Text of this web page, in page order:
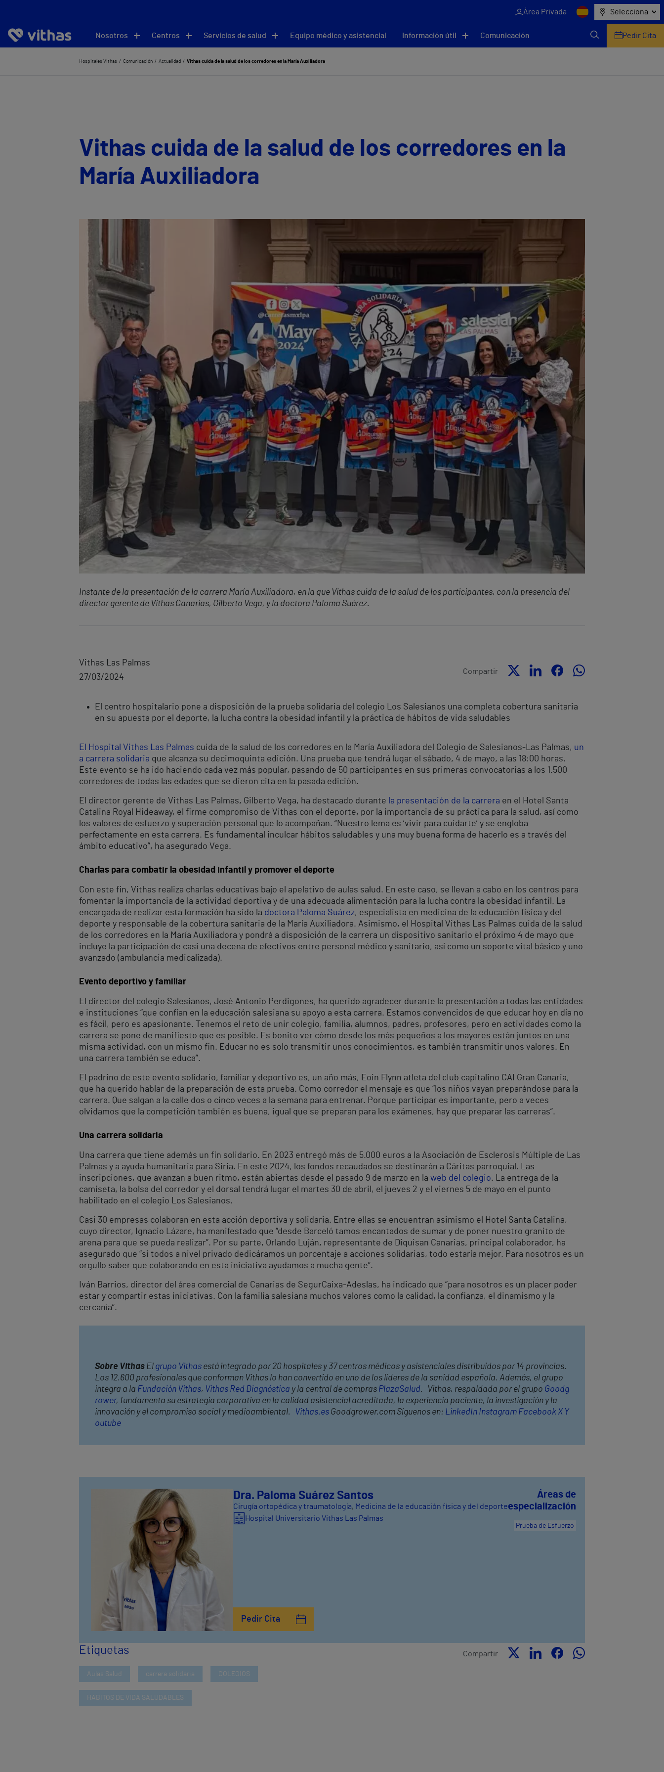
Área Privada Selecciona
Nosotros Centros Servicios de salud Equipo médico y asistencial Información útil Comunicación Pedir Cita
Hospitales Vithas Comunicación Actualidad Vithas cuida de la salud de los corredores en la María Auxiliadora
Vithas cuida de la salud de los corredores en la
María Auxiliadora
Instante de la presentación de la carrera María Auxiliadora, en la que Vithas cuida de la salud de los participantes, con la presencia del
director gerente de Vithas Canarias, Gilberto Vega, y la doctora Paloma Suárez.
Vithas Las Palmas
27/03/2024
Compartir
El centro hospitalario pone a disposición de la prueba solidaria del colegio Los Salesianos una completa cobertura sanitaria
en su apuesta por el deporte, la lucha contra la obesidad infantil y la práctica de hábitos de vida saludables
El Hospital Vithas Las Palmas cuida de la salud de los corredores en la María Auxiliadora del Colegio de Salesianos-Las Palmas, un
a carrera solidaria que alcanza su decimoquinta edición. Una prueba que tendrá lugar el sábado, 4 de mayo, a las 18:00 horas.
Este evento se ha ido haciendo cada vez más popular, pasando de 50 participantes en sus primeras convocatorias a los 1.500
corredores de todas las edades que se dieron cita en la pasada edición.
El director gerente de Vithas Las Palmas, Gilberto Vega, ha destacado durante la presentación de la carrera en el Hotel Santa
Catalina Royal Hideaway, el firme compromiso de Vithas con el deporte, por la importancia de su práctica para la salud, así como
los valores de esfuerzo y superación personal que lo acompañan. “Nuestro lema es ‘vivir para cuidarte’ y se engloba
perfectamente en esta carrera. Es fundamental inculcar hábitos saludables y una muy buena forma de hacerlo es a través del
ámbito educativo”, ha asegurado Vega.
Charlas para combatir la obesidad infantil y promover el deporte
Con este fin, Vithas realiza charlas educativas bajo el apelativo de aulas salud. En este caso, se llevan a cabo en los centros para
fomentar la importancia de la actividad deportiva y de una adecuada alimentación para la lucha contra la obesidad infantil. La
encargada de realizar esta formación ha sido la doctora Paloma Suárez, especialista en medicina de la educación física y del
deporte y responsable de la cobertura sanitaria de la María Auxiliadora. Asimismo, el Hospital Vithas Las Palmas cuida de la salud
de los corredores en la María Auxiliadora y pondrá a disposición de la carrera un dispositivo sanitario el próximo 4 de mayo que
incluye la participación de casi una decena de efectivos entre personal médico y sanitario, así como un soporte vital básico y uno
avanzado (ambulancia medicalizada).
Evento deportivo y familiar
El director del colegio Salesianos, José Antonio Perdigones, ha querido agradecer durante la presentación a todas las entidades
e instituciones “que confían en la educación salesiana su apoyo a esta carrera. Estamos convencidos de que educar hoy en día no
es fácil, pero es apasionante. Tenemos el reto de unir colegio, familia, alumnos, padres, profesores, pero en actividades como la
carrera se pone de manifiesto que es posible. Es bonito ver cómo desde los más pequeños a los mayores están juntos en una
misma actividad, con un mismo fin. Educar no es solo transmitir unos conocimientos, es también transmitir unos valores. En
una carrera también se educa”.
El padrino de este evento solidario, familiar y deportivo es, un año más, Eoin Flynn atleta del cIub capitalino CAI Gran Canaria,
que ha querido hablar de la preparación de esta prueba. Como corredor el mensaje es que “los niños vayan preparándose para la
carrera. Que salgan a la calle dos o cinco veces a la semana para entrenar. Porque participar es importante, pero a veces
olvidamos que la competición también es buena, igual que se preparan para los exámenes, hay que preparar las carreras”.
Una carrera solidaria
Una carrera que tiene además un fin solidario. En 2023 entregó más de 5.000 euros a la Asociación de Esclerosis Múltiple de Las
Palmas y a ayuda humanitaria para Siria. En este 2024, los fondos recaudados se destinarán a Cáritas parroquial. Las
inscripciones, que avanzan a buen ritmo, están abiertas desde el pasado 9 de marzo en la web del colegio. La entrega de la
camiseta, la bolsa del corredor y el dorsal tendrá lugar el martes 30 de abril, el jueves 2 y el viernes 5 de mayo en el punto
habilitado en el colegio Los Salesianos.
Casi 30 empresas colaboran en esta acción deportiva y solidaria. Entre ellas se encuentran asimismo el Hotel Santa Catalina,
cuyo director, Ignacio Lázare, ha manifestado que “desde Barceló tamos encantados de sumar y de poner nuestro granito de
arena para que se pueda realizar”. Por su parte, Orlando Luján, representante de Diquisan Canarias, principal colaborador, ha
asegurado que “si todos a nivel privado dedicáramos un porcentaje a acciones solidarias, todo estaría mejor. Para nosotros es un
orgullo saber que colaborando en esta iniciativa ayudamos a mucha gente”.
Iván Barrios, director del área comercial de Canarias de SegurCaixa-Adeslas, ha indicado que “para nosotros es un placer poder
estar y compartir estas iniciativas. Con la familia salesiana muchos valores como la calidad, la confianza, el dinamismo y la
cercanía”.
Sobre Vithas El grupo Vithas está integrado por 20 hospitales y 37 centros médicos y asistenciales distribuidos por 14 provincias.
Los 12.600 profesionales que conforman Vithas lo han convertido en uno de los líderes de la sanidad española. Además, el grupo
integra a la Fundación Vithas, Vithas Red Diagnóstica y la central de compras PlazaSalud. Vithas, respaldada por el grupo Goodg
rower, fundamenta su estrategia corporativa en la calidad asistencial acreditada, la experiencia paciente, la investigación y la
innovación y el compromiso social y medioambiental.
Vithas.es Goodgrower.com Síguenos en: LinkedIn Instagram FacebookX Y
outube
Dra. Paloma Suárez Santos
Cirugía ortopédica y traumatología, Medicina de la educación física y del deporte
Hospital Universitario Vithas Las Palmas
Pedir Cita
Áreas de
especialización
Prueba de Esfuerzo
Compartir
Etiquetas
Aulas Salud carrera solidaria COLEGIOS
HABITOS DE VIDA SALUDABLES